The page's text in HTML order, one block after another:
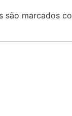
são marcados